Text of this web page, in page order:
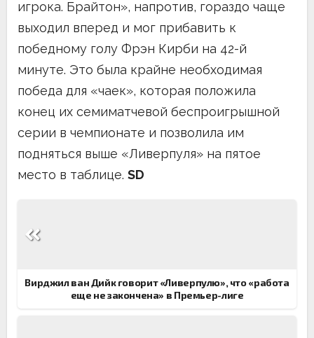
игрока. Брайтон», напротив, гораздо чаще
выходил вперед и мог прибавить к
победному голу Фрэн Кирби на 42-й
минуте. Это была крайне необходимая
победа для «чаек», которая положила
конец их семиматчевой беспроигрышной
серии в чемпионате и позволила им
подняться выше «Ливерпуля» на пятое
место в таблице. SD
по
Вирджил ван Дийк говорит «Ливерпулю», что «работа
еще не закончена» в Премьер-лиге